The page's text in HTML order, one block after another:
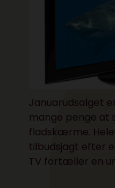
Januarudsalget
mange penge at
fladskærme.
tilbudsjagt efter
TV fortæller en